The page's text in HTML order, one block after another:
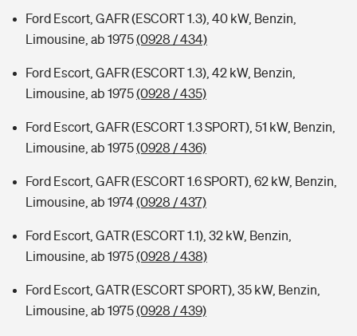
Ford Escort, GAFR (ESCORT 1.3), 40 kW, Benzin,
Limousine, ab 1975(0928 / 434)
Ford Escort, GAFR (ESCORT 1.3), 42 kW, Benzin,
Limousine, ab 1975(0928 / 435)
Ford Escort, GAFR (ESCORT 1.3 SPORT), 51 kW, Benzin,
Limousine, ab 1975(0928 / 436)
Ford Escort, GAFR (ESCORT 1.6 SPORT), 62 kW, Benzin,
Limousine, ab 1974(0928 / 437)
Ford Escort, GATR (ESCORT 1.1), 32 kW, Benzin,
Limousine, ab 1975(0928 / 438)
Ford Escort, GATR (ESCORT SPORT), 35 kW, Benzin,
Limousine, ab 1975(0928 / 439)